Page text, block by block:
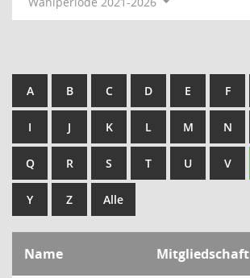
A B C D E F
I J K L M N
Q R S T U V
Y Z Alle
Name Mitgliedschaft